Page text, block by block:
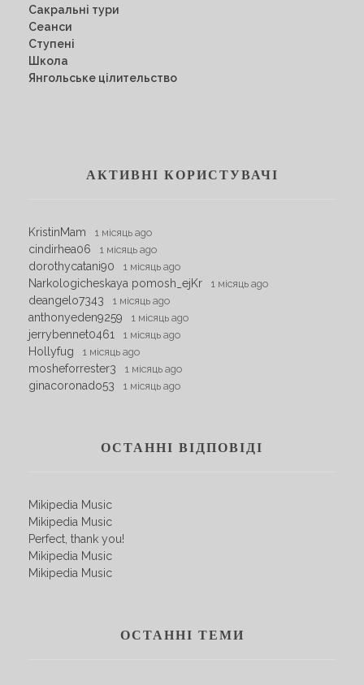
Сакральні тури
Сеанси
Ступені
Школа
Янгольське цілительство
АКТИВНІ КОРИСТУВАЧІ
KristinMam 1 місяць ago
cindirhea06 1 місяць ago
dorothycatani90 1 місяць ago
Narkologicheskaya pomosh_ejKr 1 місяць ago
deangelo7343 1 місяць ago
anthonyeden9259 1 місяць ago
jerrybennet0461 1 місяць ago
Hollyfug 1 місяць ago
mosheforrester3 1 місяць ago
ginacoronado53 1 місяць ago
ОСТАННІ ВІДПОВІДІ
Mikipedia Music
Mikipedia Music
Perfect, thank you!
Mikipedia Music
Mikipedia Music
ОСТАННІ ТЕМИ